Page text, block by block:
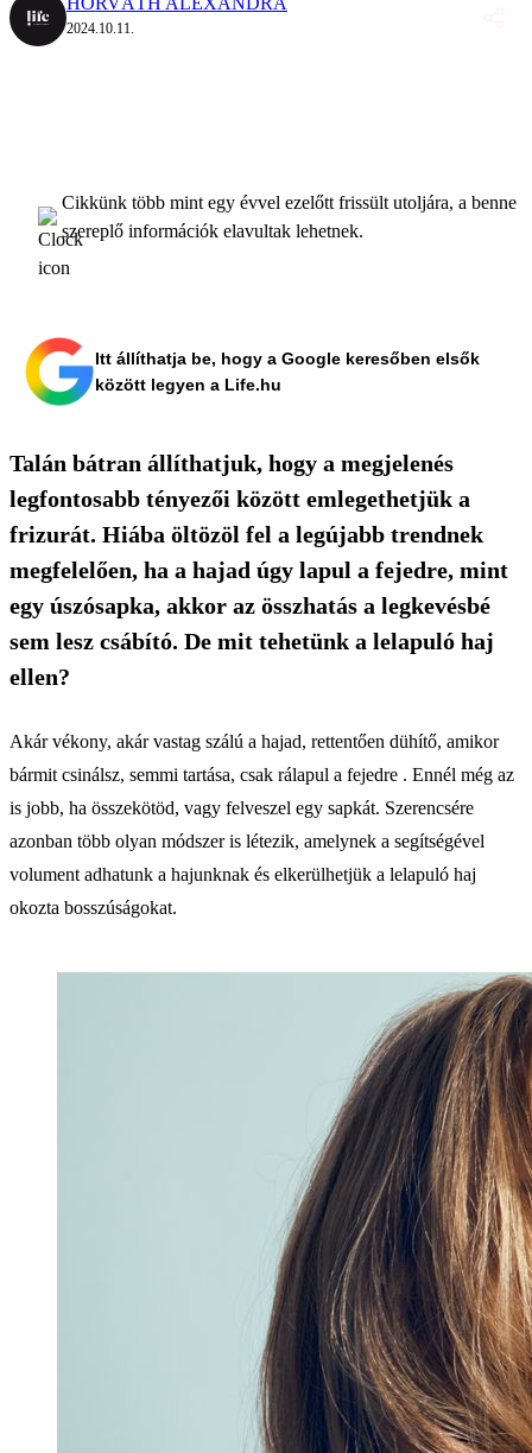
2024.10.11.
Cikkünk több mint egy évvel ezelőtt frissült utoljára, a benne
szereplő információk elavultak lehetnek.
Itt állíthatja be, hogy a Google keresőben elsők
között legyen a Life.hu
Talán bátran állíthatjuk, hogy a megjelenés
legfontosabb tényezői között emlegethetjük a
frizurát. Hiába öltözöl fel a legújabb trendnek
megfelelően, ha a hajad úgy lapul a fejedre, mint
egy úszósapka, akkor az összhatás a legkevésbé
sem lesz csábító. De mit tehetünk a lelapuló haj
ellen?
Akár vékony, akár vastag szálú a hajad, rettentően dühítő, amikor
bármit csinálsz, semmi tartása, csak rálapul a fejedre . Ennél még az
is jobb, ha összekötöd, vagy felveszel egy sapkát. Szerencsére
azonban több olyan módszer is létezik, amelynek a segítségével
volument adhatunk a hajunknak és elkerülhetjük a lelapuló haj
okozta bosszúságokat.